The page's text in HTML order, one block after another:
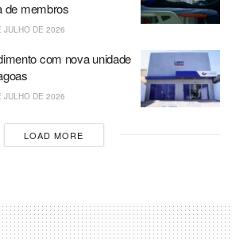
de membros
JULHO DE 2026
com nova unidade
JULHO DE 2026
LOAD MORE